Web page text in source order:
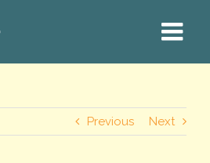
Previous Next